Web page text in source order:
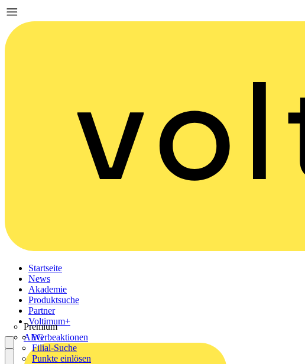
Startseite
News
Akademie
Produktsuche
Partner
Premium
AEG
Voltimum+
Werbeaktionen
Filial-Suche
Punkte einlösen